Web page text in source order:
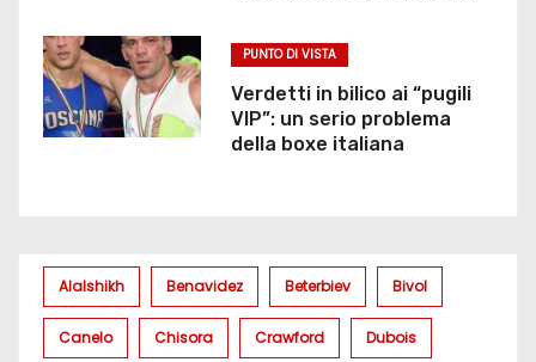
PUNTO DI VISTA
Verdetti in bilico ai “pugili
VIP”: un serio problema
della boxe italiana
Alalshikh Benavidez Beterbiev Bivol
Canelo Chisora Crawford Dubois